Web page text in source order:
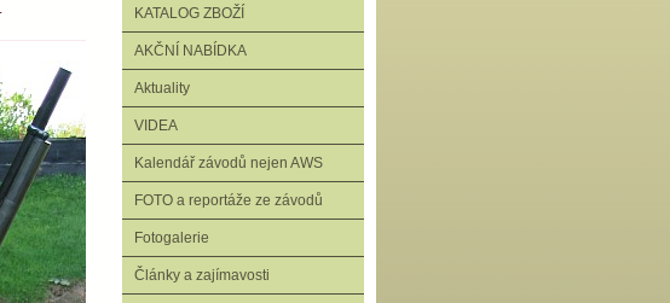
KATALOG ZBOŽÍ
AKČNÍ NABÍDKA
Aktuality
VIDEA
Kalendář závodů nejen AWS
FOTO a reportáže ze závodů
Fotogalerie
Články a zajímavosti